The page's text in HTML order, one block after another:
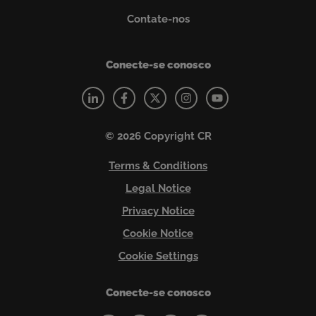
Contate-nos
Conecte-se conosco
© 2026 Copyright CR
Terms & Conditions
Legal Notice
Privacy Notice
Cookie Notice
Cookie Settings
Conecte-se conosco